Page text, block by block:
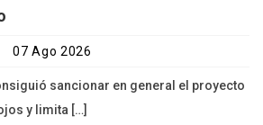
07 Ago 2026
sancionar en general el proyecto
y limita […]